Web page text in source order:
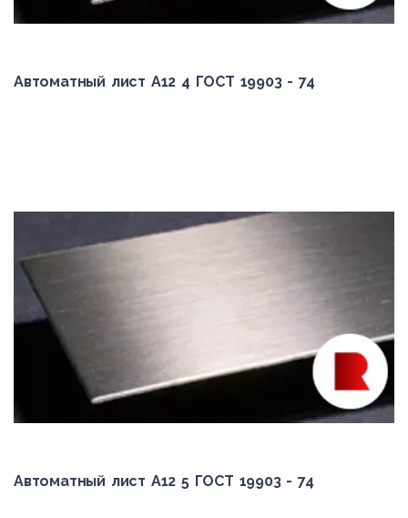
Автоматный лист А12 4 ГОСТ 19903 - 74
Автоматный лист А12 5 ГОСТ 19903 - 74